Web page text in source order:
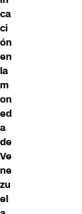
ca
ci
ón
en
la
m
on
ed
a
de
Ve
ne
zu
el